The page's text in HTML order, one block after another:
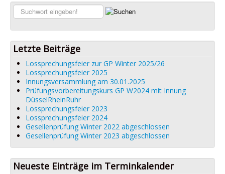
Suchen...
Letzte Beiträge
Lossprechungsfeier zur GP Winter 2025/26
Lossprechungsfeier 2025
Innungsversammlung am 30.01.2025
Prüfungsvorbereitungskurs GP W2024 mit Innung
DüsselRheinRuhr
Lossprechungsfeier 2023
Lossprechungsfeier 2024
Gesellenprüfung Winter 2022 abgeschlossen
Gesellenprüfung Winter 2023 abgeschlossen
Neueste Einträge im Terminkalender